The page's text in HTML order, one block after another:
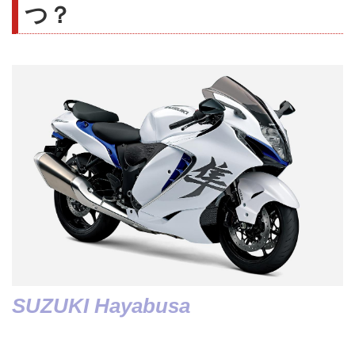
つ？
SUZUKI Hayabusa